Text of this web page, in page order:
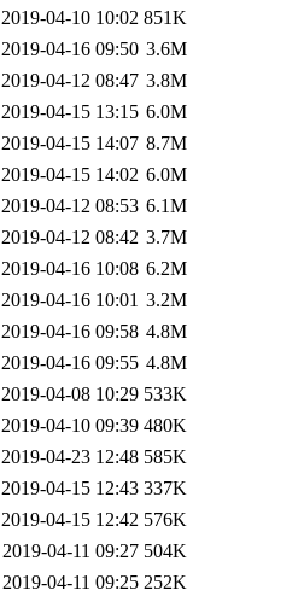
2019-04-10 10:02 851K
2019-04-16 09:50 3.6M
2019-04-12 08:47 3.8M
2019-04-15 13:15 6.0M
2019-04-15 14:07 8.7M
2019-04-15 14:02 6.0M
2019-04-12 08:53 6.1M
2019-04-12 08:42 3.7M
2019-04-16 10:08 6.2M
2019-04-16 10:01 3.2M
2019-04-16 09:58 4.8M
2019-04-16 09:55 4.8M
2019-04-08 10:29 533K
2019-04-10 09:39 480K
2019-04-23 12:48 585K
2019-04-15 12:43 337K
2019-04-15 12:42 576K
2019-04-11 09:27 504K
2019-04-11 09:25 252K